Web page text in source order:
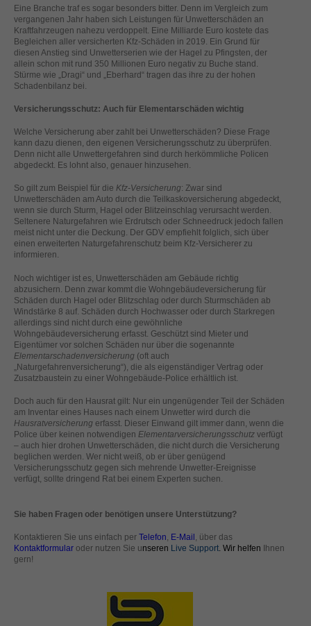
Eine Branche traf es sogar besonders bitter. Denn im Vergleich zum
vergangenen Jahr haben sich Leistungen für Unwetterschäden an
Kraftfahrzeugen nahezu verdoppelt. Eine Milliarde Euro kostete das
Begleichen aller versicherten Kfz-Schäden in 2019. Ein Grund für
diesen Anstieg sind Unwetterserien wie der Hagel zu Pfingsten, der
allein schon mit rund 350 Millionen Euro negativ zu Buche stand.
Stürme wie „Dragi“ und „Eberhard“ tragen das ihre zu der hohen
Schadenbilanz bei.
Versicherungsschutz: Auch für Elementarschäden wichtig
Welche Versicherung aber zahlt bei Unwetterschäden? Diese Frage
kann dazu dienen, den eigenen Versicherungsschutz zu überprüfen.
Denn nicht alle Unwettergefahren sind durch herkömmliche Policen
abgedeckt. Es lohnt also, genauer hinzusehen.
So gilt zum Beispiel für die Kfz-Versicherung: Zwar sind
Unwetterschäden am Auto durch die Teilkaskoversicherung abgedeckt,
wenn sie durch Sturm, Hagel oder Blitzeinschlag verursacht werden.
Seltenere Naturgefahren wie Erdrutsch oder Schneedruck jedoch fallen
meist nicht unter die Deckung. Der GDV empfiehlt folglich, sich über
einen erweiterten Naturgefahrenschutz beim Kfz-Versicherer zu
informieren.
Noch wichtiger ist es, Unwetterschäden am Gebäude richtig
abzusichern. Denn zwar kommt die Wohngebäudeversicherung für
Schäden durch Hagel oder Blitzschlag oder durch Sturmschäden ab
Windstärke 8 auf. Schäden durch Hochwasser oder durch Starkregen
allerdings sind nicht durch eine gewöhnliche
Wohngebäudeversicherung erfasst. Geschützt sind Mieter und
Eigentümer vor solchen Schäden nur über die sogenannte
Elementarschadenversicherung (oft auch
„Naturgefahrenversicherung“), die als eigenständiger Vertrag oder
Zusatzbaustein zu einer Wohngebäude-Police erhältlich ist.
Doch auch für den Hausrat gilt: Nur ein ungenügender Teil der Schäden
am Inventar eines Hauses nach einem Unwetter wird durch die
Hausratversicherung erfasst. Dieser Einwand gilt immer dann, wenn die
Police über keinen notwendigen Elementarversicherungsschutz verfügt
– auch hier drohen Unwetterschäden, die nicht durch die Versicherung
beglichen werden. Wer nicht weiß, ob er über genügend
Versicherungsschutz gegen sich mehrende Unwetter-Ereignisse
verfügt, sollte dringend Rat bei einem Experten suchen.
Sie haben Fragen oder benötigen unsere Unterstützung?
Kontaktieren Sie uns einfach per Telefon, E-Mail, über das
Kontaktformular oder nutzen Sie unseren Live Support. Wir helfen Ihnen
gern!
helfen, diese Website und Ihre Erfahrung zu verbessern.
Personenbezogene Daten können verarbeitet werden (z. B. IP-
Adressen), z. B. für personalisierte Anzeigen und Inhalte oder
Anzeigen- und Inhaltsmessung. Weitere Informationen über die
Verwendung Ihrer Daten finden Sie in unserer
Datenschutzerklärung .
Hier finden Sie eine Übersicht über alle verwendeten Cookies. Sie
weitere Informationen anzeigen lassen und so nur bestimmte
Alle akzeptieren Speichern
Datenschutzeinstellungen
Essenziell (1)
Essenzielle Cookies ermöglichen grundlegende Funktionen und sind für
die einwandfreie Funktion der Website erforderlich.
Externe Medien (2)
Inhalte von Videoplattformen und Social-Media-Plattformen werden
standardmäßig blockiert. Wenn Cookies von externen Medien akzeptiert
werden, bedarf der Zugriff auf diese Inhalte keiner manuellen Einwilligung
mehr.
Cookie-Informationen anzeigen